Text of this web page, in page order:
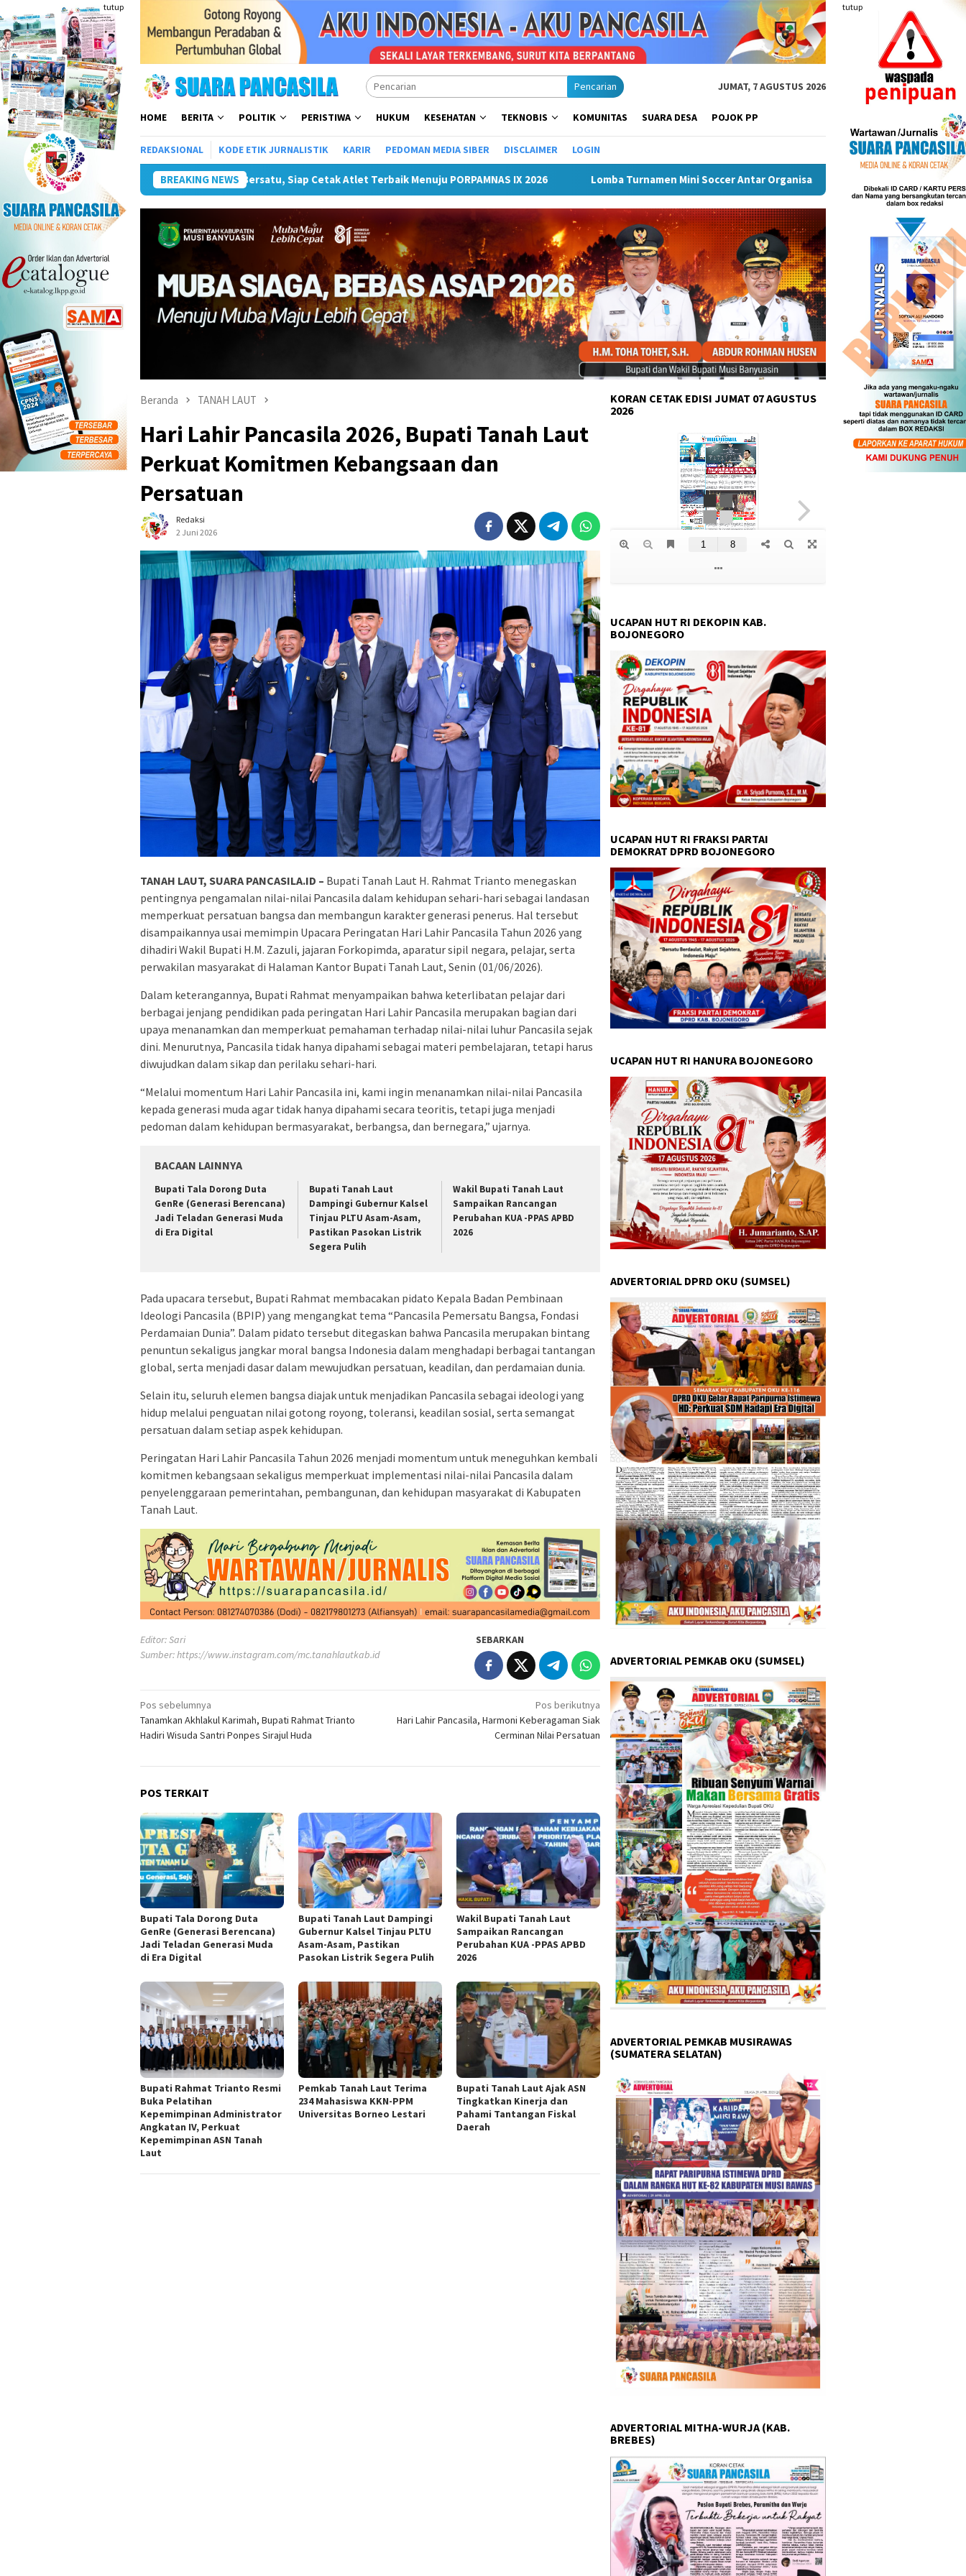
ke
konten
tutup tutup
Pencarian JUMAT, 7 AGUSTUS 2026
HOME BERITA POLITIK PERISTIWA HUKUM KESEHATAN TEKNOBIS KOMUNITAS SUARA DESA POJOK PP
REDAKSIONAL KODE ETIK JURNALISTIK KARIR PEDOMAN MEDIA SIBER DISCLAIMER LOGIN
BREAKING NEWS
Cetak Atlet Terbaik Menuju PORPAMNAS IX 2026 Lomba Turnamen Mini Soccer Antar Organisasi Perangkat Daerah (OPD) Musi Rawas Puncak Peringatan IPeKB Ke-19, Plt Bupati
Beranda TANAH LAUT
Hari Lahir Pancasila 2026, Bupati Tanah Laut
Perkuat Komitmen Kebangsaan dan
Persatuan
Redaksi
2 Juni 2026
TANAH LAUT, SUARA PANCASILA.ID – Bupati Tanah Laut H. Rahmat Trianto menegaskan
pentingnya pengamalan nilai-nilai Pancasila dalam kehidupan sehari-hari sebagai landasan
memperkuat persatuan bangsa dan membangun karakter generasi penerus. Hal tersebut
disampaikannya usai memimpin Upacara Peringatan Hari Lahir Pancasila Tahun 2026 yang
dihadiri Wakil Bupati H.M. Zazuli, jajaran Forkopimda, aparatur sipil negara, pelajar, serta
perwakilan masyarakat di Halaman Kantor Bupati Tanah Laut, Senin (01/06/2026).
Dalam keterangannya, Bupati Rahmat menyampaikan bahwa keterlibatan pelajar dari
berbagai jenjang pendidikan pada peringatan Hari Lahir Pancasila merupakan bagian dari
upaya menanamkan dan memperkuat pemahaman terhadap nilai-nilai luhur Pancasila sejak
dini. Menurutnya, Pancasila tidak hanya dipahami sebagai materi pembelajaran, tetapi harus
diwujudkan dalam sikap dan perilaku sehari-hari.
“Melalui momentum Hari Lahir Pancasila ini, kami ingin menanamkan nilai-nilai Pancasila
kepada generasi muda agar tidak hanya dipahami secara teoritis, tetapi juga menjadi
pedoman dalam kehidupan bermasyarakat, berbangsa, dan bernegara,” ujarnya.
BACAAN LAINNYA
Bupati Tala Dorong Duta
GenRe (Generasi Berencana)
Jadi Teladan Generasi Muda
di Era Digital
Bupati Tanah Laut
Dampingi Gubernur Kalsel
Tinjau PLTU Asam-Asam,
Pastikan Pasokan Listrik
Segera Pulih
Wakil Bupati Tanah Laut
Sampaikan Rancangan
Perubahan KUA -PPAS APBD
2026
Pada upacara tersebut, Bupati Rahmat membacakan pidato Kepala Badan Pembinaan
Ideologi Pancasila (BPIP) yang mengangkat tema “Pancasila Pemersatu Bangsa, Fondasi
Perdamaian Dunia”. Dalam pidato tersebut ditegaskan bahwa Pancasila merupakan bintang
penuntun sekaligus jangkar moral bangsa Indonesia dalam menghadapi berbagai tantangan
global, serta menjadi dasar dalam mewujudkan persatuan, keadilan, dan perdamaian dunia.
Selain itu, seluruh elemen bangsa diajak untuk menjadikan Pancasila sebagai ideologi yang
hidup melalui penguatan nilai gotong royong, toleransi, keadilan sosial, serta semangat
persatuan dalam setiap aspek kehidupan.
Peringatan Hari Lahir Pancasila Tahun 2026 menjadi momentum untuk meneguhkan kembali
komitmen kebangsaan sekaligus memperkuat implementasi nilai-nilai Pancasila dalam
penyelenggaraan pemerintahan, pembangunan, dan kehidupan masyarakat di Kabupaten
Tanah Laut.
Editor: Sari
Sumber:https://www.instagram.com/mc.tanahlautkab.id
SEBARKAN
Navigasi
pos
Pos sebelumnya
Tanamkan Akhlakul Karimah, Bupati Rahmat Trianto
Hadiri Wisuda Santri Ponpes Sirajul Huda
Pos berikutnya
Hari Lahir Pancasila, Harmoni Keberagaman Siak
Cerminan Nilai Persatuan
POS TERKAIT
Bupati Tala Dorong Duta
GenRe (Generasi Berencana)
Jadi Teladan Generasi Muda
di Era Digital
Bupati Tanah Laut Dampingi
Gubernur Kalsel Tinjau PLTU
Asam-Asam, Pastikan
Pasokan Listrik Segera Pulih
Wakil Bupati Tanah Laut
Sampaikan Rancangan
Perubahan KUA -PPAS APBD
2026
Bupati Rahmat Trianto Resmi
Buka Pelatihan
Kepemimpinan Administrator
Angkatan IV, Perkuat
Kepemimpinan ASN Tanah
Laut
Pemkab Tanah Laut Terima
234 Mahasiswa KKN-PPM
Universitas Borneo Lestari
Bupati Tanah Laut Ajak ASN
Tingkatkan Kinerja dan
Pahami Tantangan Fiskal
Daerah
KORAN CETAK EDISI JUMAT 07 AGUSTUS
2026
UCAPAN HUT RI DEKOPIN KAB.
BOJONEGORO
UCAPAN HUT RI FRAKSI PARTAI
DEMOKRAT DPRD BOJONEGORO
UCAPAN HUT RI HANURA BOJONEGORO
ADVERTORIAL DPRD OKU (SUMSEL)
ADVERTORIAL PEMKAB OKU (SUMSEL)
ADVERTORIAL PEMKAB MUSIRAWAS
(SUMATERA SELATAN)
ADVERTORIAL MITHA-WURJA (KAB.
BREBES)